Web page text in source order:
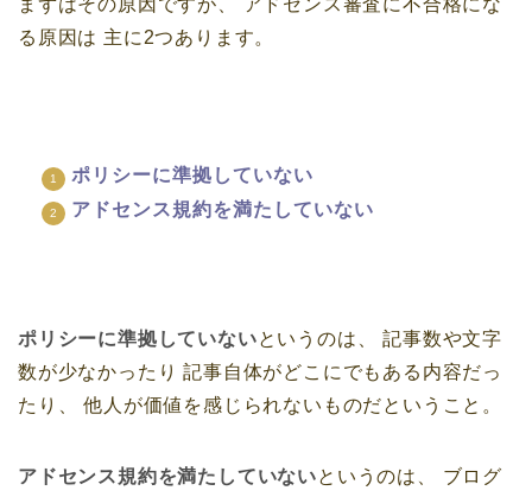
る原因は 主に2つあります。
ポリシーに準拠していない
アドセンス規約を満たしていない
ポリシーに準拠していないというのは、
記事数や文字
数が少なかったり 記事自体がどこにでもある内容だっ
たり、
他人が価値を感じられないものだということ。
アドセンス規約を満たしていないというのは、
ブログ